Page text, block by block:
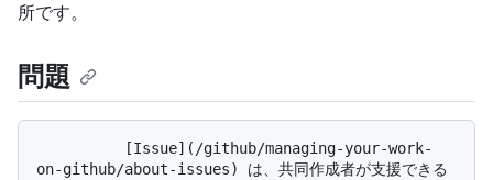
所です。
問題
on-github/about-issues) は、共同作成者が支援できる